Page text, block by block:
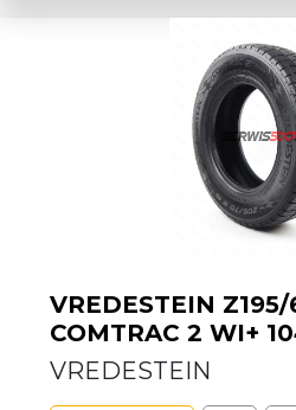
VREDESTEIN Z195/
COMTRAC 2 WI+
VREDESTEIN